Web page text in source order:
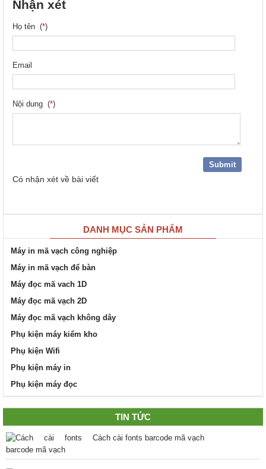
Nhận xét
Họ tên (*)
Email
Nội dung (*)
Có nhận xét về bài viết
DANH MỤC SẢN PHẨM
Máy in mã vạch công nghiệp
Máy in mã vạch để bàn
Máy đọc mã vach 1D
Máy đọc mã vạch 2D
Máy đọc mã vạch không dây
Phụ kiện máy kiểm kho
Phụ kiện Wifi
Phụ kiện máy in
Phụ kiện máy đọc
TIN TỨC
Cách cài fonts barcode mã vạch